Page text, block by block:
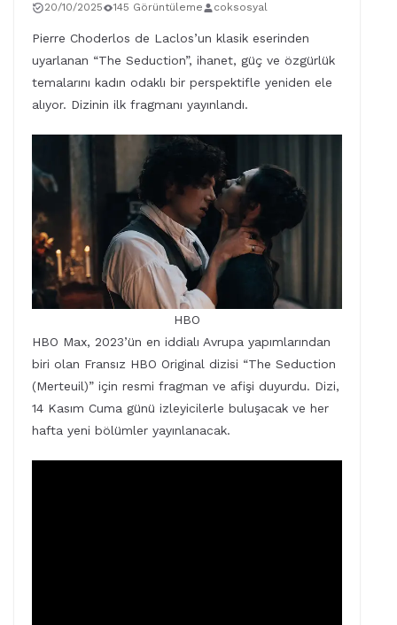
20/10/2025 145 Görüntüleme coksosyal
Pierre Choderlos de Laclos’un klasik eserinden
uyarlanan “The Seduction”, ihanet, güç ve özgürlük
temalarını kadın odaklı bir perspektifle yeniden ele
alıyor. Dizinin ilk fragmanı yayınlandı.
HBO
HBO Max, 2023’ün en iddialı Avrupa yapımlarından
biri olan Fransız HBO Original dizisi “The Seduction
(Merteuil)” için resmi fragman ve afişi duyurdu. Dizi,
14 Kasım Cuma günü izleyicilerle buluşacak ve her
hafta yeni bölümler yayınlanacak.